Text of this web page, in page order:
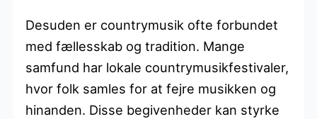
Desuden er countrymusik ofte forbundet
med fællesskab og tradition. Mange
samfund har lokale countrymusikfestivaler,
hvor folk samles for at fejre musikken og
hinanden. Disse begivenheder kan styrke